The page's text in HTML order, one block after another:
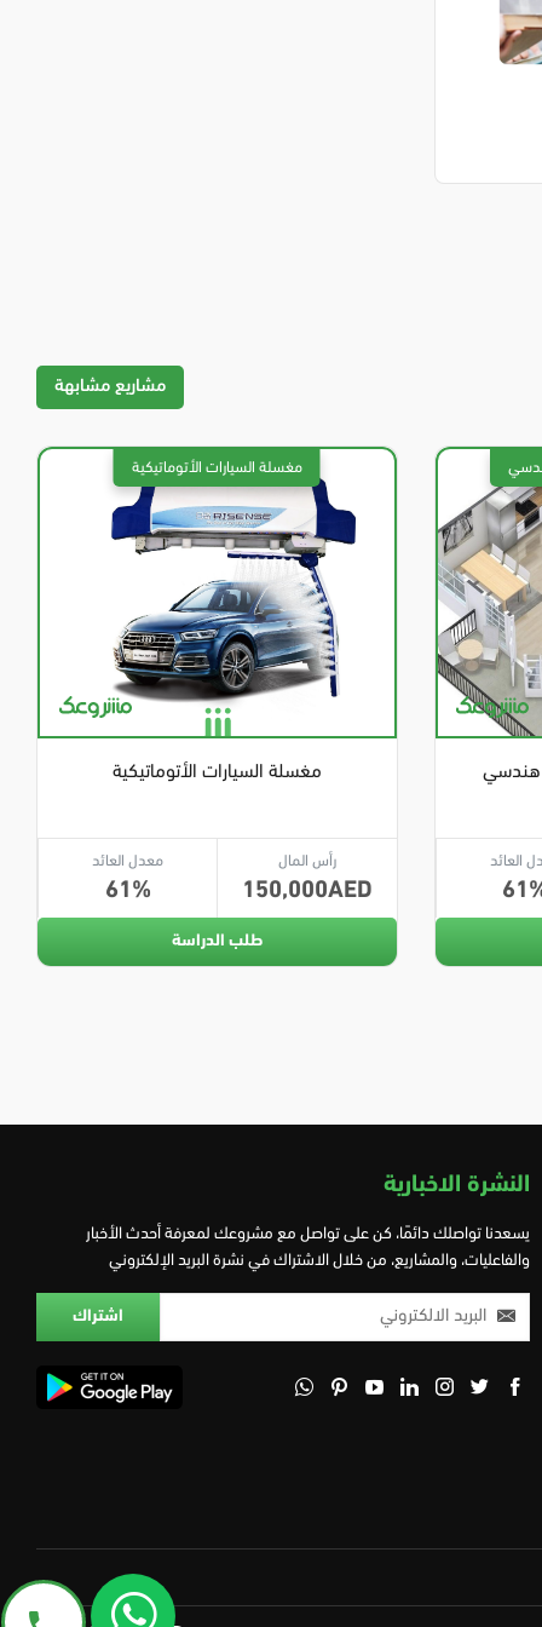
مشاريع مشابهة
هندسي
العائد
61
مغسلة السيارات الأتوماتيكية
رأس المال
150,000
معدل العائد
61
طلب الدراسة
النشرة الاخبارية
يسعدنا تواصلك دائمًا، كن على تواصل مع مشروعك لمعرفة أحدث الأخبار
والفاعليات، والمشاريع، من خلال الاشتراك في نشرة البريد الإلكتروني